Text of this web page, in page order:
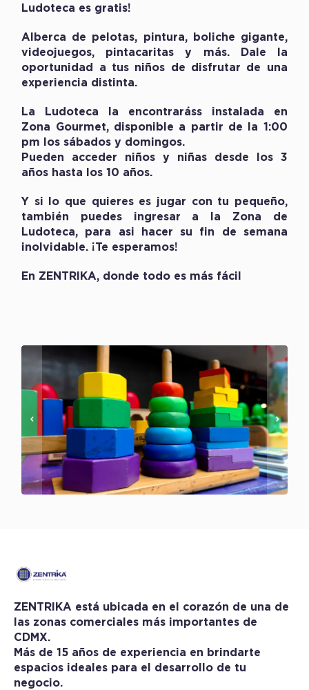
Ludoteca es gratis!
Alberca de pelotas, pintura, boliche gigante,
videojuegos, pintacaritas y más. Dale la
oportunidad a tus niños de disfrutar de una
experiencia distinta.
La Ludoteca la encontraráss instalada en
Zona Gourmet, disponible a partir de la 1:00
pm los sábados y domingos.
Pueden acceder niños y niñas desde los 3
años hasta los 10 años.
Y si lo que quieres es jugar con tu pequeño,
también puedes ingresar a la Zona de
Ludoteca, para asi hacer su fin de semana
inolvidable. ¡Te esperamos!
En ZENTRIKA, donde todo es más fácil
ZENTRIKA está ubicada en el corazón de una de
las zonas comerciales más importantes de
CDMX.
Más de 15 años de experiencia en brindarte
espacios ideales para el desarrollo de tu
negocio.